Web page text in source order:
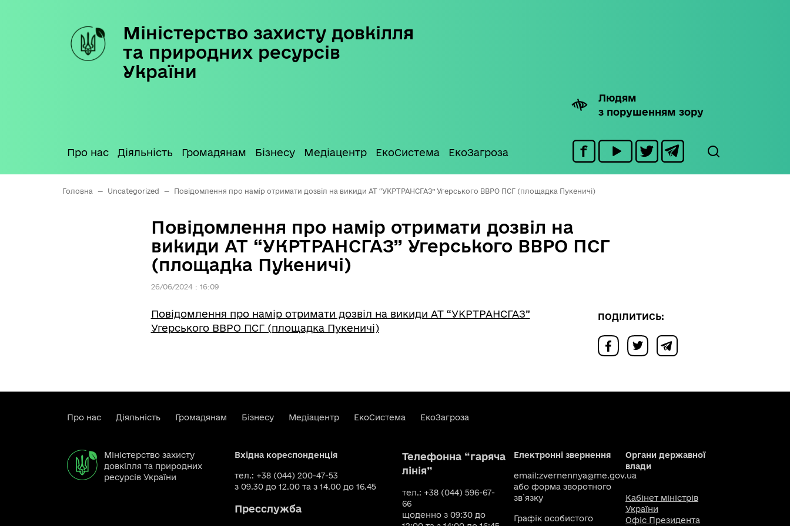
Міністерство захисту довкілля
та природних ресурсів
України
Людям
з порушенням зору
Про нас Діяльність Громадянам Бізнесу Медіацентр ЕкоСистема ЕкоЗагроза
Головна — Uncategorized — Повідомлення про намір отримати дозвіл на викиди АТ “УКРТРАНСГАЗ” Угерського ВВРО ПСГ (площадка Пукеничі)
Повідомлення про намір отримати дозвіл на
викиди АТ “УКРТРАНСГАЗ” Угерського ВВРО ПСГ
(площадка Пукеничі)
26/06/2024 : 16:09
Повідомлення про намір отримати дозвіл на викиди АТ “УКРТРАНСГАЗ”
Угерського ВВРО ПСГ (площадка Пукеничі)
ПОДІЛИТИСЬ:
Про нас Діяльність Громадянам Бізнесу Медіацентр ЕкоСистема ЕкоЗагроза
Міністерство захисту
довкілля та природних
ресурсів України
Вхідна кореспонденція
тел.: +38 (044) 200-47-53
з 09.30 до 12.00 та з 14.00 до 16.45
Пресслужба
Телефонна “гаряча
лінія”
тел.: +38 (044) 596-67-
66
щоденно з 09:30 до
Електронні звернення
email:zvernennya@me.gov.ua
або форма зворотного
зв`язку
Графік особистого
Органи державної
влади
Кабінет міністрів
України
Офіс Президента